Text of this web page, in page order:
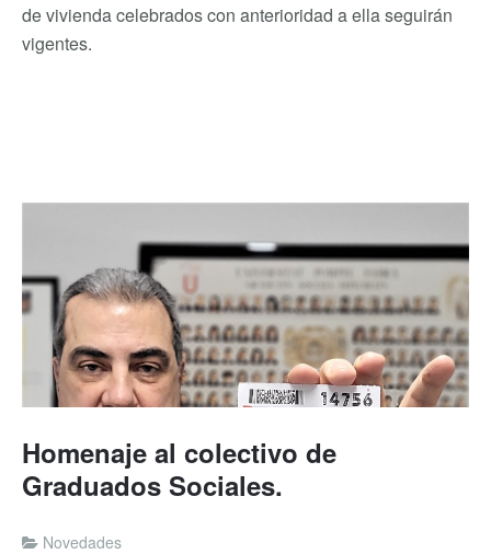
de vivienda celebrados con anterioridad a ella seguirán
vigentes.
Homenaje al colectivo de
Graduados Sociales.
Novedades